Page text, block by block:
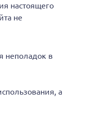
настоящего
не
неполадок в
а